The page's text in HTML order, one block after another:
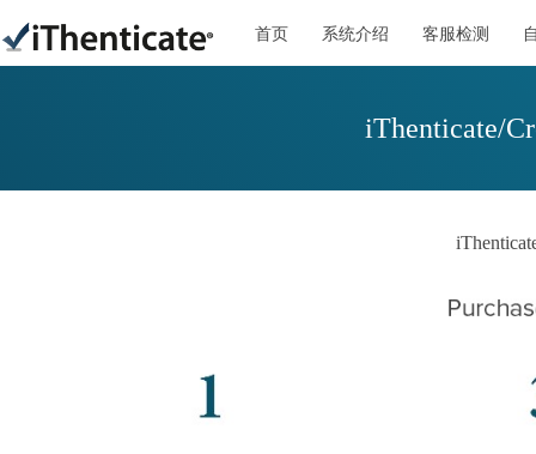
首页 系统介绍 客服检测
iThenticate/